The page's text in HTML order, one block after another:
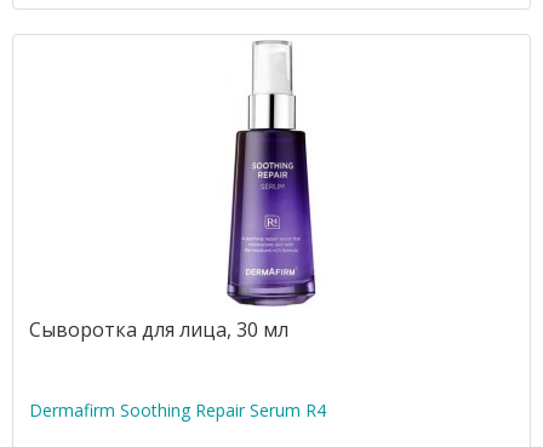
Сыворотка для лица, 30 мл
Dermafirm Soothing Repair Serum R4